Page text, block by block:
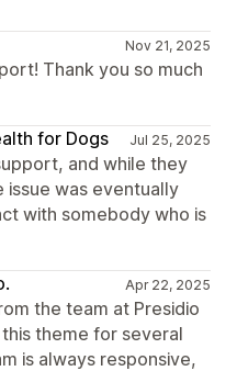
Nov 21, 2025
Thank you so much
for Dogs
Jul 25, 2025
and while they
was eventually
with somebody who is
Apr 22, 2025
the team at Presidio
theme for several
is always responsive,